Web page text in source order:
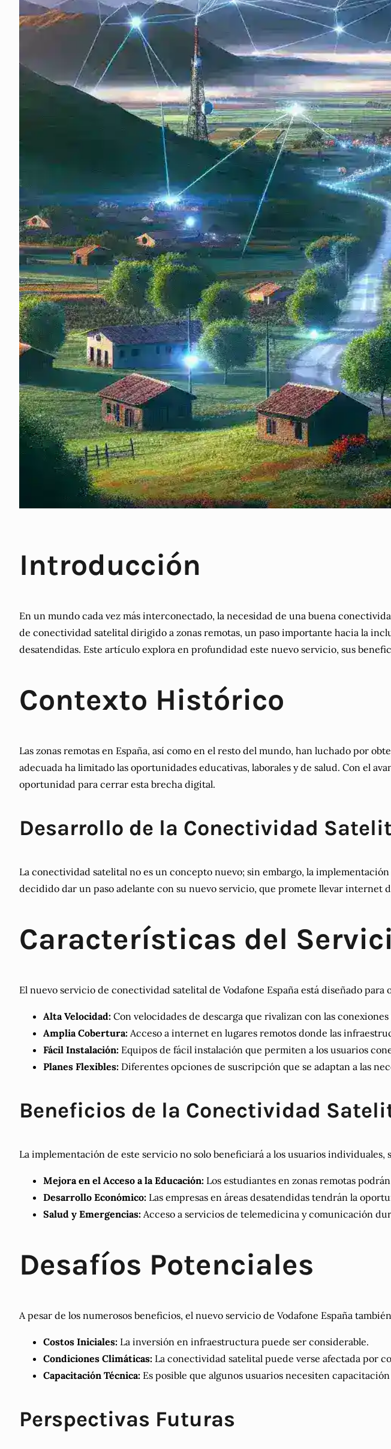
Introducción
En un mundo cada vez más interconectado, la necesidad de una buena
de conectividad satelital dirigido a zonas remotas, un paso importante hacia la
desatendidas. Este artículo explora en profundidad este nuevo servicio, sus
Contexto Histórico
Las zonas remotas en España, así como en el resto del mundo, han luchado por
adecuada ha limitado las oportunidades educativas, laborales y de salud. Con el
oportunidad para cerrar esta brecha digital.
Desarrollo de la Conectividad
La conectividad satelital no es un concepto nuevo; sin embargo, la
decidido dar un paso adelante con su nuevo servicio, que promete llevar internet
Características del
El nuevo servicio de conectividad satelital de Vodafone España está diseñado para
Alta Velocidad: Con velocidades de descarga que rivalizan con las
Amplia Cobertura: Acceso a internet en lugares remotos donde las
Fácil Instalación: Equipos de fácil instalación que permiten a los usuarios
Planes Flexibles: Diferentes opciones de suscripción que se adaptan a las
Beneficios de la Conectividad
La implementación de este servicio no solo beneficiará a los usuarios
Mejora en el Acceso a la Educación: Los estudiantes en zonas remotas
Desarrollo Económico: Las empresas en áreas desatendidas tendrán la
Salud y Emergencias: Acceso a servicios de telemedicina y comunicación
Desafíos Potenciales
A pesar de los numerosos beneficios, el nuevo servicio de Vodafone España
Costos Iniciales: La inversión en infraestructura puede ser considerable.
Condiciones Climáticas: La conectividad satelital puede verse afectada por
Capacitación Técnica: Es posible que algunos usuarios necesiten
Perspectivas Futuras